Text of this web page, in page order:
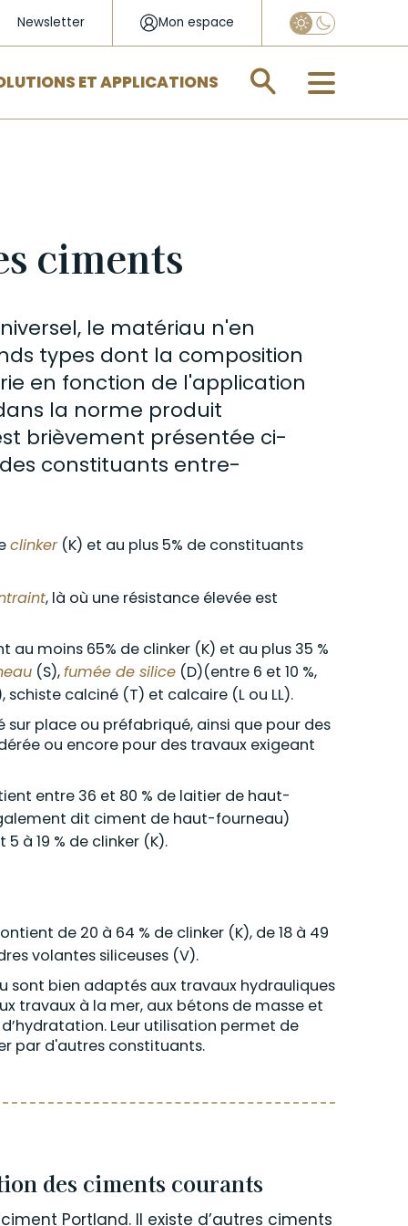
Newsletter Mon espace
Appliquer
ET APPLICATIONS
ciments
le matériau n'en
types dont la composition
en fonction de l'application
la norme produit
brièvement présentée ci-
constituants entre-
clinker(K) et au plus 5% de constituants
, là où une résistance élevée est
au moins 65% de clinker (K) et au plus 35 %
(S),fumée de silice (D)(entre 6 et 10 %,
schiste calciné (T) et calcaire (L ou LL).
sur place ou préfabriqué, ainsi que pour des
ou encore pour des travaux exigeant
entre 36 et 80 % de laitier de haut-
dit ciment de haut-fourneau)
à 19 % de clinker (K).
de 20 à 64 % de clinker (K), de 18 à 49
volantes siliceuses (V).
sont bien adaptés aux travaux hydrauliques
travaux à la mer, aux bétons de masse et
Leur utilisation permet de
par d'autres constituants.
des ciments courants
Portland. Il existe d’autres ciments